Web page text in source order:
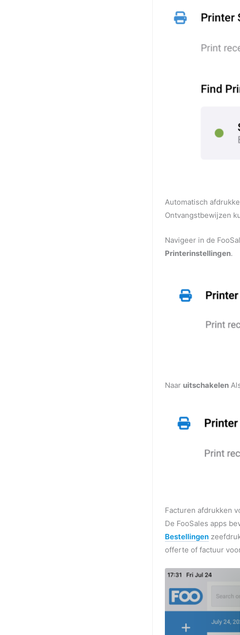
Automatisch
Ontvangstbewijzen
Navigeer in de
Printerinstellingen.
Naar uitschakelen
Facturen afdrukken
De FooSales apps
Bestellingen
offerte of factuur